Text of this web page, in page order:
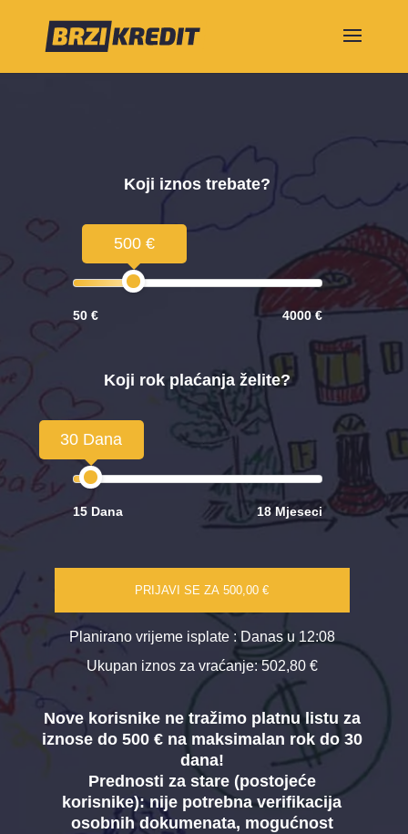
Koji iznos trebate?
500 €
50 € 4000 €
Koji rok plaćanja želite?
30 Dana
15 Dana 18 Mjeseci
PRIJAVI SE ZA500,00 €
Planirano vrijeme isplate : Danas u 12:08
Ukupan iznos za vraćanje: 502,80 €
Nove korisnike ne tražimo platnu listu za
iznose do 500 € na maksimalan rok do 30
dana!
Prednosti za stare (postojeće
korisnike): nije potrebna verifikacija
osobnih dokumenata, mogućnost